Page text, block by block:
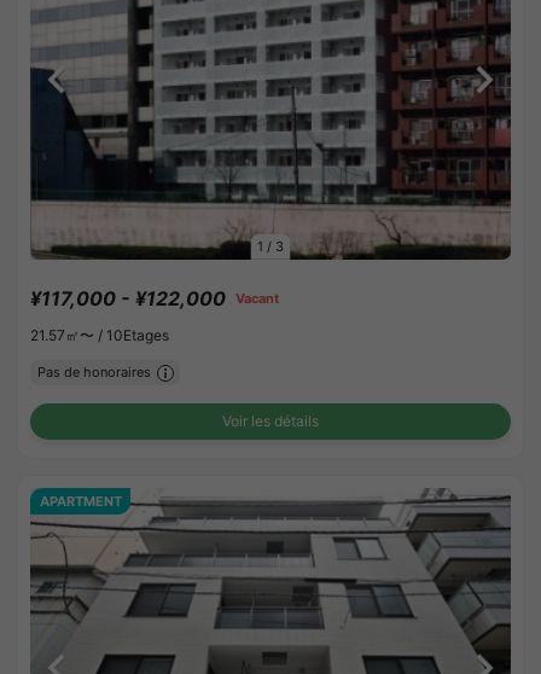
1 / 3
¥117,000 - ¥122,000 Vacant
21.57㎡〜 / 10Etages
Pas de honoraires
Voir les détails
APARTMENT